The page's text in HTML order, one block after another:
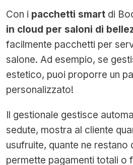
Con i pacchetti smart di
in cloud per saloni di
facilmente pacchetti per
salone. Ad esempio, se
estetico, puoi proporre un
personalizzato!
Il gestionale gestisce
sedute, mostra al cliente
usufruite, quante ne restano
permette pagamenti totali o